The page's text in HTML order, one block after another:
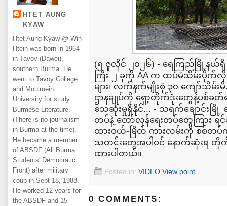
HTET AUNG
KYAW
Htet Aung Kyaw @ Win
Htein was born in 1964
in Tavoy (Dawei),
southern Burma. He
went to Tavoy College
and Moulmein
University for study
Burmese Literature.
(There is no journalism
in Burma at the time).
He became a member
of ABSDF (All Burma
Students' Democratic
Front) after military
coup in Sept 18, 1988.
He worked 12-years for
the ABSDF and 15-
(၅ ဇူလိုင် ၂၀၂၆) - ရေကြည်မြို့နယ်
ကြီး ၂ ခုကို AA က ထပ်မံသိမ်းပိုက်
များ၊ လက်နက်မျိုးစုံ ၃၀ ကျော်သိမ်
ဌာနချုပ်ကို ရှော့တိုက်ဒုံးတွေနဲ့ပစ်
သေဆုံးမှုရှိနိုင်... - သရက်ချောင်းမြို့
တပ်နဲ့ တော်လှန်ရေးတပ်တွေကြား ရ
ထားဝယ်-မြိတ် ကားလမ်းကို စစ်တ
သတင်းတွေအပါဝင် နောက်ဆုံးရ
ထားပါတယ်။
Posted in: VIDEO View point
0 COMMENTS: